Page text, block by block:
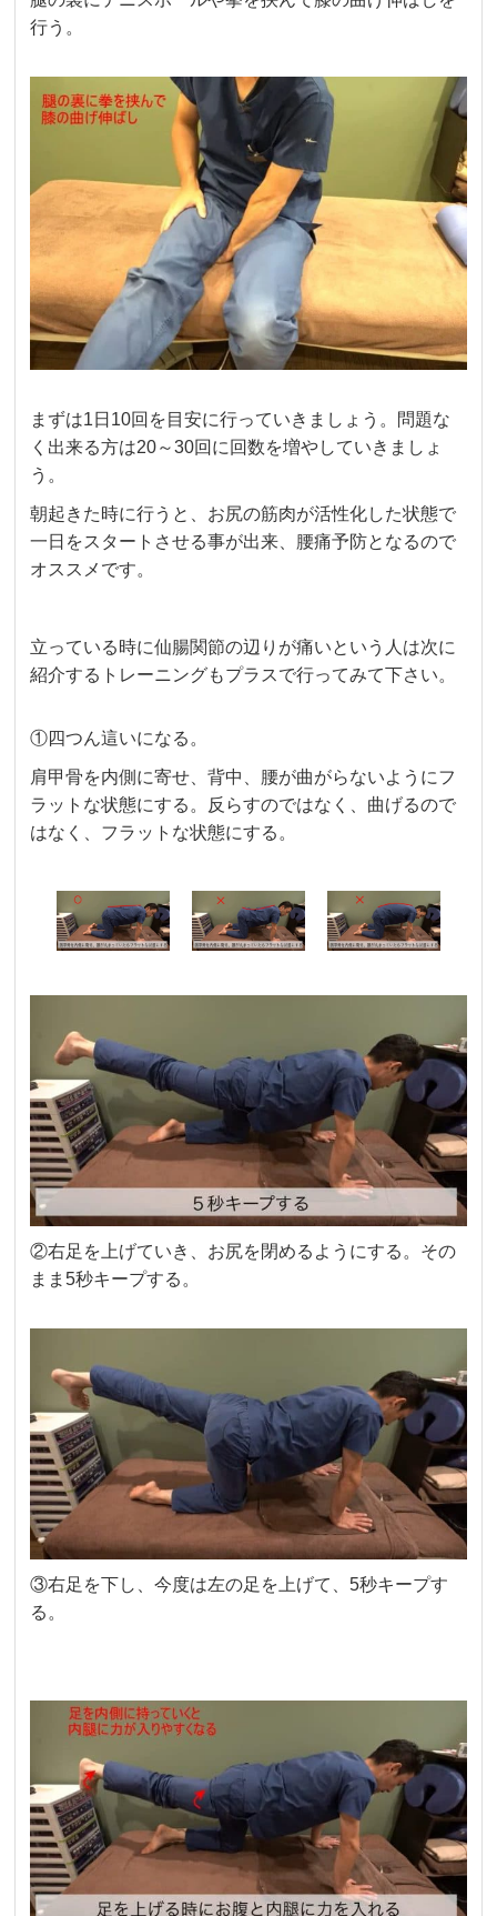
行う。
まずは1日10回を目安に行っていきましょう。問題な
く出来る方は20～30回に回数を増やしていきましょ
う。
朝起きた時に行うと、お尻の筋肉が活性化した状態で
一日をスタートさせる事が出来、腰痛予防となるので
オススメです。
立っている時に仙腸関節の辺りが痛いという人は次に
紹介するトレーニングもプラスで行ってみて下さい。
①四つん這いになる。
肩甲骨を内側に寄せ、背中、腰が曲がらないようにフ
ラットな状態にする。反らすのではなく、曲げるので
はなく、フラットな状態にする。
②右足を上げていき、お尻を閉めるようにする。その
まま5秒キープする。
③右足を下し、今度は左の足を上げて、5秒キープす
る。